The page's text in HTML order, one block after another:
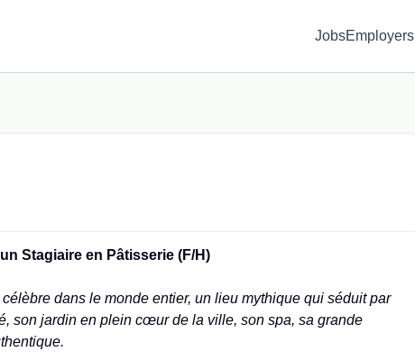
JobsEmployers
Stagiaire en Pâtisserie (F/H)
célèbre dans le monde entier, un lieu mythique qui séduit par
son jardin en plein cœur de la ville, son spa, sa grande